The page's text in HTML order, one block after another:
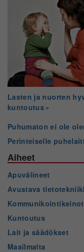
Lasten ja nuorten
kuntoutus
Puhumaton ei ole
Perinteiselle
Aiheet
Apuvälineet
Avustava
Kommunikointikeinot
Kuntoutus
Lait ja säädökset
Maailmalta